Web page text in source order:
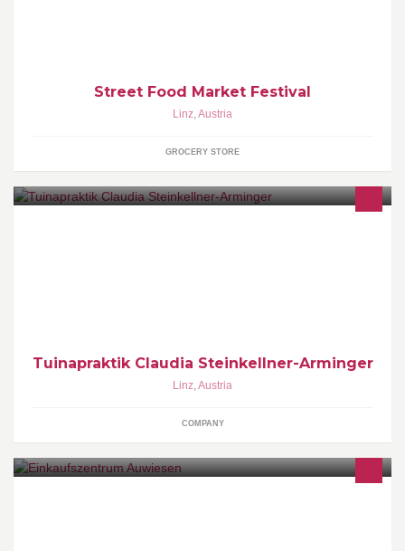
Street Food Market Festival
Linz,Austria
GROCERY STORE
Tuinapraktik Claudia Steinkellner-Arminger
Linz,Austria
COMPANY